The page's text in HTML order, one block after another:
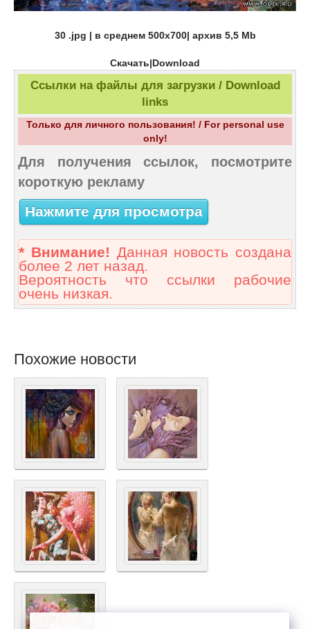
30 .jpg | в среднем 500х700| архив 5,5 Мb
Скачать|Download
Ссылки на файлы для загрузки / Download
links
Только для личного пользования! / For personal use
only!
Для получения ссылок, посмотрите
короткую рекламу
Нажмите для просмотра
* Внимание! Данная новость создана
более 2 лет назад.
Вероятность что ссылки рабочие
очень низкая.
Похожие новости